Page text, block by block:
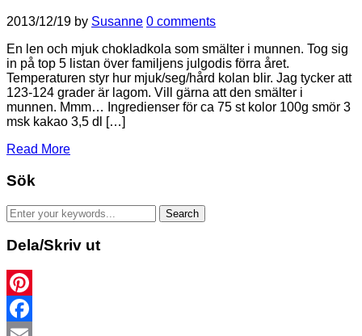
2013/12/19 by Susanne 0 comments
En len och mjuk chokladkola som smälter i munnen. Tog sig
in på top 5 listan över familjens julgodis förra året.
Temperaturen styr hur mjuk/seg/hård kolan blir. Jag tycker att
123-124 grader är lagom. Vill gärna att den smälter i
munnen. Mmm… Ingredienser för ca 75 st kolor 100g smör 3
msk kakao 3,5 dl […]
Read More
Sök
Dela/Skriv ut
Pinterest